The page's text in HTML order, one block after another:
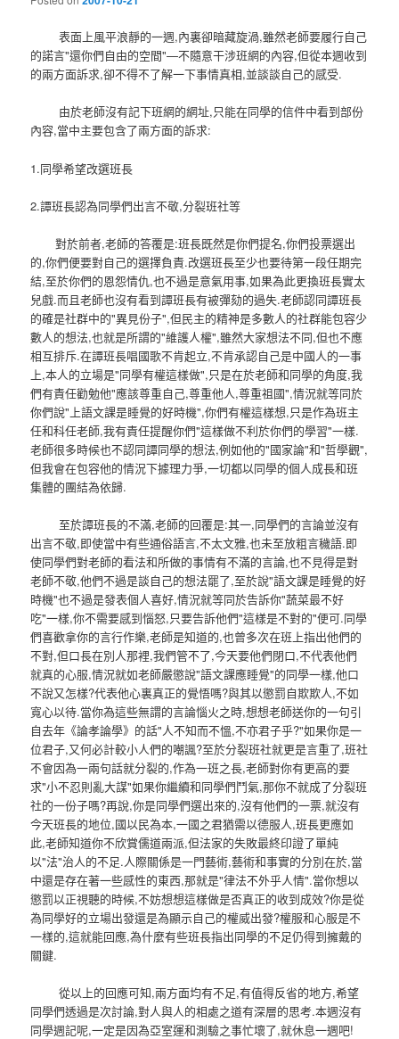
表面上風平浪靜的一週,內裏卻暗藏旋渦,雖然老師要履行自己
的諾言"還你們自由的空間"—不隨意干涉班網的內容,但從本週收到
的兩方面訴求,卻不得不了解一下事情真相,並談談自己的感受.
由於老師沒有記下班網的網址,只能在同學的信件中看到部份
內容,當中主要包含了兩方面的訴求:
1.同學希望改選班長
2.譚班長認為同學們出言不敬,分裂班社等
對於前者,老師的答覆是:班長既然是你們提名,你們投票選出
的,你們便要對自己的選擇負責.改選班長至少也要待第一段任期完
結,至於你們的恩怨情仇,也不過是意氣用事,如果為此更換班長實太
兒戲.而且老師也沒有看到譚班長有被彈劾的過失.老師認同譚班長
的確是社群中的"異見份子",但民主的精神是多數人的社群能包容少
數人的想法,也就是所謂的"維護人權",雖然大家想法不同,但也不應
相互排斥.在譚班長唱國歌不肯起立,不肯承認自己是中國人的一事
上,本人的立場是"同學有權這樣做",只是在於老師和同學的角度,我
們有責任勸勉他"應該尊重自己,尊重他人,尊重祖國",情況就等同於
你們說"上語文課是睡覺的好時機",你們有權這樣想,只是作為班主
任和科任老師,我有責任提醒你們"這樣做不利於你們的學習"一樣.
老師很多時候也不認同譚同學的想法,例如他的"國家論"和"哲學觀",
但我會在包容他的情況下據理力爭,一切都以同學的個人成長和班
集體的團結為依歸.
至於譚班長的不滿,老師的回覆是:其一,同學們的言論並沒有
出言不敬,即使當中有些通俗語言,不太文雅,也未至放粗言穢語.即
使同學們對老師的看法和所做的事情有不滿的言論,也不見得是對
老師不敬,他們不過是談自己的想法罷了,至於說"語文課是睡覺的好
時機"也不過是發表個人喜好,情況就等同於告訴你"蔬菜最不好
吃"一樣,你不需要感到惱怒,只要告訴他們"這樣是不對的"便可.同學
們喜歡拿你的言行作樂,老師是知道的,也曾多次在班上指出他們的
不對,但口長在別人那裡,我們管不了,今天要他們閉口,不代表他們
就真的心服,情況就如老師嚴懲說"語文課應睡覺"的同學一樣,他口
不說又怎樣?代表他心裏真正的覺悟嗎?與其以懲罰自欺欺人,不如
寬心以待.當你為這些無謂的言論惱火之時,想想老師送你的一句引
自去年《論孝論學》的話"人不知而不慍,不亦君子乎?"如果你是一
位君子,又何必計較小人們的嘲諷?至於分裂班社就更是言重了,班社
不會因為一兩句話就分裂的,作為一班之長,老師對你有更高的要
求"小不忍則亂大謀"如果你繼續和同學們鬥氣,那你不就成了分裂班
社的一份子嗎?再說,你是同學們選出來的,沒有他們的一票,就沒有
今天班長的地位,國以民為本,一國之君猶需以德服人,班長更應如
此,老師知道你不欣賞儒道兩派,但法家的失敗最終印證了單純
以"法"治人的不足.人際關係是一門藝術,藝術和事實的分別在於,當
中還是存在著一些感性的東西,那就是"律法不外乎人情".當你想以
懲罰以正視聽的時候,不妨想想這樣做是否真正的收到成效?你是從
為同學好的立場出發還是為顯示自己的權威出發?權服和心服是不
一樣的,這就能回應,為什麼有些班長指出同學的不足仍得到擁戴的
關鍵.
從以上的回應可知,兩方面均有不足,有值得反省的地方,希望
同學們透過是次討論,對人與人的相處之道有深層的思考.本週沒有
同學週記呢,一定是因為亞室運和測驗之事忙壞了,就休息一週吧!